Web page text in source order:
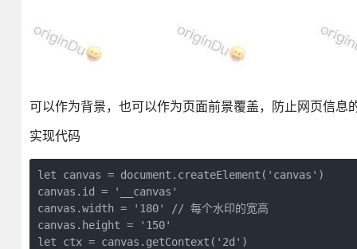
可以作为背景，也可以作为页面前景覆盖，防止网页信息
实现代码
let canvas = document.createElement('canvas')
canvas.id = '__canvas'
canvas.width = '180' // 每个水印的宽高
canvas.height = '150'
let ctx = canvas.getContext('2d')